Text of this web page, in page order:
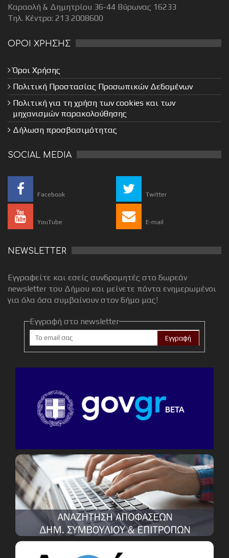
Καραολή & Δημητρίου 36-44 Βύρωνας 16233
Τηλ. Κέντρο: 213 2008600
ΟΡΟΙ ΧΡΗΣΗΣ
Όροι Χρήσης
Πολιτική Προστασίας Προσωπικών Δεδομένων
Πολιτική για τη χρήση των cookies και των
μηχανισμών παρακολούθησης
Δήλωση προσβασιμότητας
SOCIAL MEDIA
Facebook Twitter
YouTube E-mail
NEWSLETTER
Εγγραφείτε και εσείς συνδρομητές στο δωρεάν
newsletter του Δήμου και μείνετε πάντα ενημερωμένοι
για όλα όσα συμβαίνουν στον δήμο μας!
Εγγραφή στο newsletter